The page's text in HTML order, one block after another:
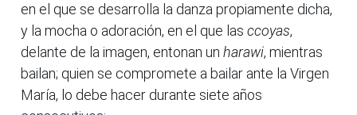
en el que se desarrolla la danza propiamente dicha,
y la mocha o adoración, en el que las ccoyas,
delante de la imagen, entonan un harawi, mientras
bailan; quien se compromete a bailar ante la Virgen
María, lo debe hacer durante siete años